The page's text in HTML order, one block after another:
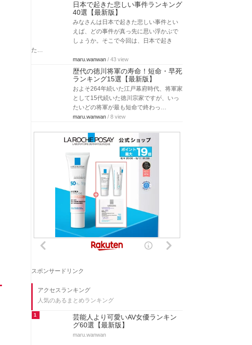
日本で起きた悲しい事件ランキング
40選【最新版】
みなさんは日本で起きた悲しい事件とい
えば、どの事件が真っ先に思い浮かぶで
しょうか。そこで今回は、日本で起き
た…
maru.wanwan / 43 view
歴代の徳川将軍の寿命！短命・早死
ランキング15選【最新版】
およそ264年続いた江戸幕府時代、将軍家
として15代続いた徳川宗家ですが、いっ
たいどの将軍が最も短命で終わっ…
maru.wanwan / 8 view
スポンサードリンク
アクセスランキング
人気のあるまとめランキング
1
芸能人より可愛いAV女優ランキン
グ60選【最新版】
maru.wanwan